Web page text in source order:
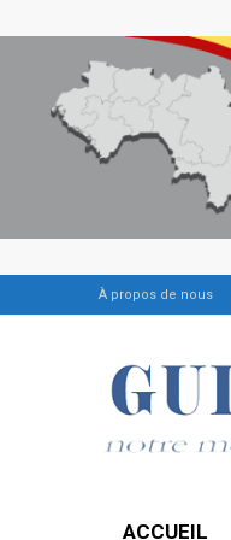
À propos de nous
ACCUEIL